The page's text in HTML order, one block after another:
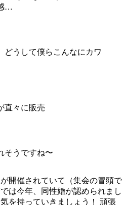
…
どうして僕らこんなにカワ
直々に販売
そうですね〜
開催されていて（集会の冒頭で
は今年、同性婚が認められまし
を持っていきましょう！ 頑張